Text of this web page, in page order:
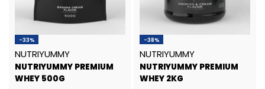
-33%
NUTRIYUMMY
NUTRIYUMMY PREMIUM
WHEY 500G
-38%
NUTRIYUMMY
NUTRIYUMMY PREMIUM
WHEY 2KG